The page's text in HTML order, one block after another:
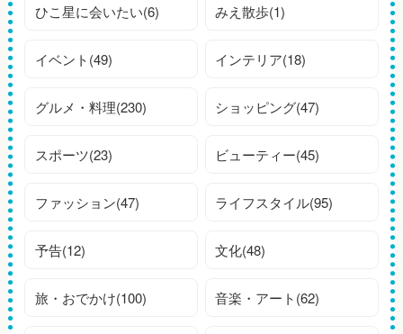
ひこ星に会いたい(6) みえ散歩(1)
イベント(49) インテリア(18)
グルメ・料理(230) ショッピング(47)
スポーツ(23) ビューティー(45)
ファッション(47) ライフスタイル(95)
予告(12) 文化(48)
旅・おでかけ(100) 音楽・アート(62)